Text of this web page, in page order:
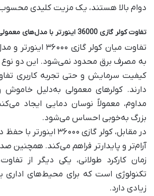
دوام بالا هستند، یک مزیت کلیدی
تفاوت کولر گازی 36000 اینورتر با مدل‌های معمولی
تفاوت میان کولر گازی
به مصرف برق محدود نمی‌شود. این دو نوع
کیفیت سرمایش و حتی تجربه کاربری
دارند. کولرهای معمولی به‌دلیل
مداوم، معمولاً نوسان دمایی ایجاد
بزرگ به‌خوبی احساس می‌شود.
در مقابل، کولر گازی
آرام‌تر و پایدارتر فراهم می‌کند. همچنین
زمان کارکرد طولانی، یکی دیگر از
تکنولوژی است که برای محیط‌های
زیادی دارد.